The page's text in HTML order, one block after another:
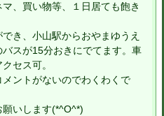
、買い物等、１日居ても飽き
き、小山駅からおやまゆうえ
スが15分おきにでてます。車
セス可。
ントがないのでわくわくで
いします(*^O^*)